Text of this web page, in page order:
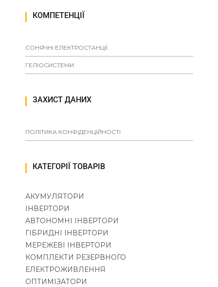
КОМПЕТЕНЦІЇ
СОНЯЧНІ ЕЛЕКТРОСТАНЦІЇ
ГЕЛІОСИСТЕМИ
ЗАХИСТ ДАНИХ
ПОЛІТИКА КОНФІДЕНЦІЙНОСТІ
КАТЕГОРІЇ ТОВАРІВ
АКУМУЛЯТОРИ
ІНВЕРТОРИ
АВТОНОМНІ ІНВЕРТОРИ
ГІБРИДНІ ІНВЕРТОРИ
МЕРЕЖЕВІ ІНВЕРТОРИ
КОМПЛЕКТИ РЕЗЕРВНОГО
ЕЛЕКТРОЖИВЛЕННЯ
ОПТИМІЗАТОРИ